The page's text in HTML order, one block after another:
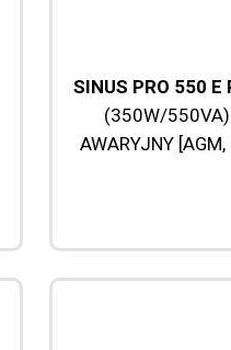
SINUS PRO 550
(350W/
AWARYJNY [AGM,